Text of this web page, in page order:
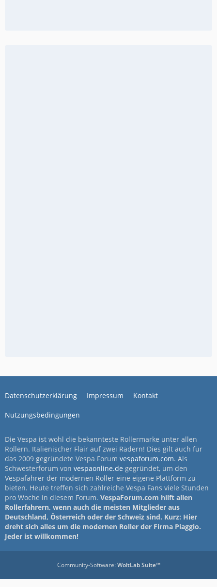
Datenschutzerklärung Impressum Kontakt
Nutzungsbedingungen
Die Vespa ist wohl die bekannteste Rollermarke unter allen
Rollern. Italienischer Flair auf zwei Rädern! Dies gilt auch für
das 2009 gegründete Vespa Forum vespaforum.com. Als
Schwesterforum von vespaonline.de gegründet, um den
Vespafahrer der modernen Roller eine eigene Plattform zu
bieten. Heute treffen sich zahlreiche Vespa Fans viele Stunden
pro Woche in diesem Forum. VespaForum.com hilft allen
Rollerfahrern, wenn auch die meisten Mitglieder aus
Deutschland, Österreich oder der Schweiz sind. Kurz: Hier
dreht sich alles um die modernen Roller der Firma Piaggio.
Jeder ist willkommen!
Community-Software:WoltLab Suite™